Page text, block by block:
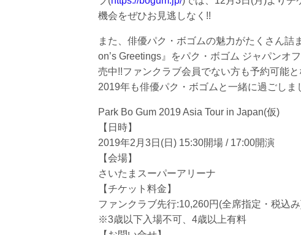
機会をぜひお見逃しなく!!
また、俳優パク・ボゴムの魅力がたくさん
on’s Greetings』をパク・ボゴム ジャパンオ
売中!!ファンクラブ会員でない方も予約可能
2019年も俳優パク・ボゴムと一緒に過ごしま
Park Bo Gum 2019 Asia Tour in Japan(仮)
【日時】
2019年2月3日(日) 15:30開場 / 17:00開演
【会場】
さいたまスーパーアリーナ
【チケット料金】
ファンクラブ先行:10,260円(全席指定・税込
※3歳以下入場不可、4歳以上有料